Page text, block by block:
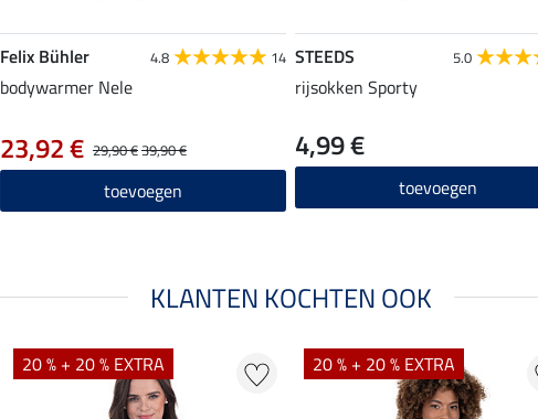
Felix Bühler 4.8 14
bodywarmer Nele
29,90 €39,90 €
23,92 €
toevoegen
STEEDS 5.0
rijsokken Sporty
4,99 €
toevoegen
KLANTEN KOCHTEN OOK
20 % + 20 % EXTRA 20 % + 20 % EXTRA